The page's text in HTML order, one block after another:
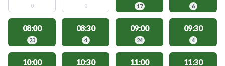
0 0 17 6
08:00
23
08:30
4
09:00
24
09:30
4
10:00 10:30 11:00 11:30